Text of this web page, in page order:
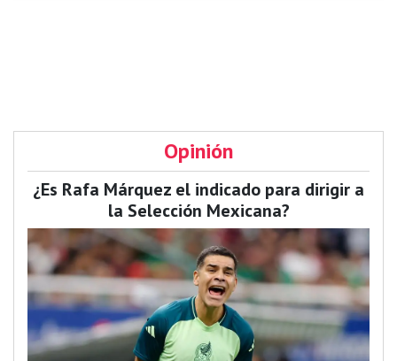
Opinión
¿Es Rafa Márquez el indicado para dirigir a
la Selección Mexicana?